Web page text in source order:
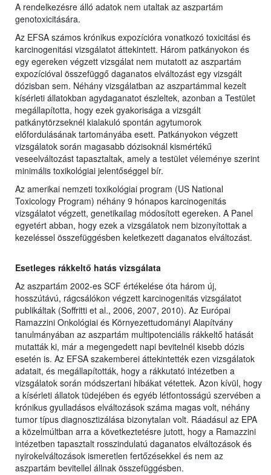
A rendelkezésre álló adatok nem utaltak az aszpartám
genotoxicitására.
Az EFSA számos krónikus expozícióra vonatkozó toxicitási és
karcinogenitási vizsgálatot áttekintett. Három patkányokon és
egy egereken végzett vizsgálat nem mutatott az aszpartám
expozícióval összefüggő daganatos elváltozást egy vizsgált
dózisban sem. Néhány vizsgálatban az aszpartámmal kezelt
kísérleti állatokban agydaganatot észleltek, azonban a Testület
megállapította, hogy ezek gyakorisága a vizsgált
patkánytörzseknél kialakuló spontán agytumorok
előfordulásának tartományába esett. Patkányokon végzett
vizsgálatok során magasabb dózisoknál kismértékű
veseelváltozást tapasztaltak, amely a testület véleménye szerint
minimális toxikológiai jelentőséggel bír.
Az amerikai nemzeti toxikológiai program (US National
Toxicology Program) néhány 9 hónapos karcinogenitás
vizsgálatot végzett, genetikailag módosított egereken. A Panel
egyetért abban, hogy ezek a vizsgálatok nem bizonyítottak a
kezeléssel összefüggésben keletkezett daganatos elváltozást.
Esetleges rákkeltő hatás vizsgálata
Az aszpartám 2002-es SCF értékelése óta három új,
hosszútávú, rágcsálókon végzett karcinogenitás vizsgálatot
publikáltak (Soffritti et al., 2006, 2007, 2010). Az Európai
Ramazzini Onkológiai és Környezettudományi Alapítvány
tanulmányában az aszpartám multipotenciális rákkeltő hatását
mutatták ki, már a megengedett napi bevitelnél kisebb dózis
esetén is. Az EFSA szakemberei áttekintették ezen vizsgálatok
adatait, és megállapították, hogy a rákkutató intézetben a
vizsgálatok során módszertani hibákat vétettek. Azon kívül, hogy
a kísérleti állatok tüdejében és egyéb létfontosságú szervében a
krónikus gyulladásos elváltozások száma magas volt, néhány
tumor típus diagnosztizálása bizonytalan volt. Ráadásul az EPA
a közelmúltban arra a következtetésre jutott, hogy a Ramazzini
intézetben tapasztalt rosszindulatú daganatos elváltozások és
nyirokelváltozások ismeretlen fertőzésekkel és nem az
aszpartám bevitellel állnak összefüggésben.